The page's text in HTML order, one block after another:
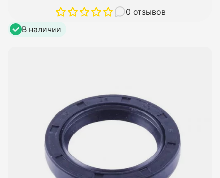
0 отзывов
В наличии